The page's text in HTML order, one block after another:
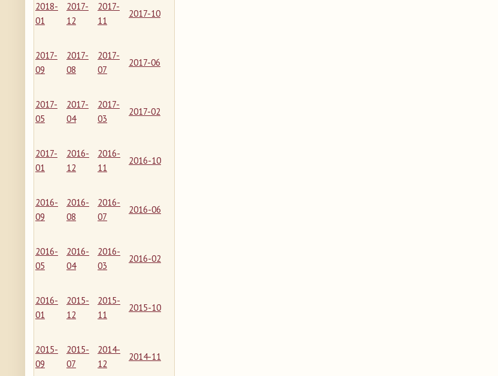
2018-
01
2017-
12
2017-
11
2017-10
2017-
09
2017-
08
2017-
07
2017-06
2017-
05
2017-
04
2017-
03
2017-02
2017-
01
2016-
12
2016-
11
2016-10
2016-
09
2016-
08
2016-
07
2016-06
2016-
05
2016-
04
2016-
03
2016-02
2016-
01
2015-
12
2015-
11
2015-10
2015-
09
2015-
07
2014-
12
2014-11